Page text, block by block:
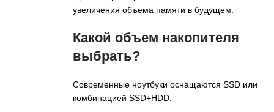
увеличения объема памяти в будущем.
Какой объем накопителя
выбрать?
Современные ноутбуки оснащаются SSD или
комбинацией SSD+HDD: